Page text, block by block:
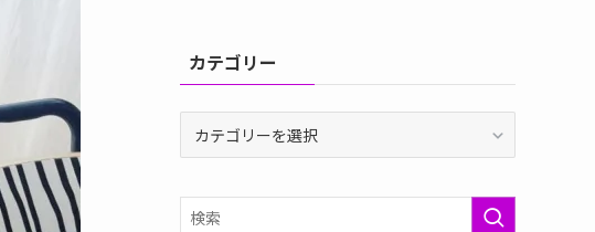
カテゴリー
リ
ー